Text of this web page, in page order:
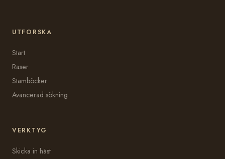
UTFORSKA
Start
Raser
Stamböcker
Avancerad sökning
VERKTYG
Skicka in häst